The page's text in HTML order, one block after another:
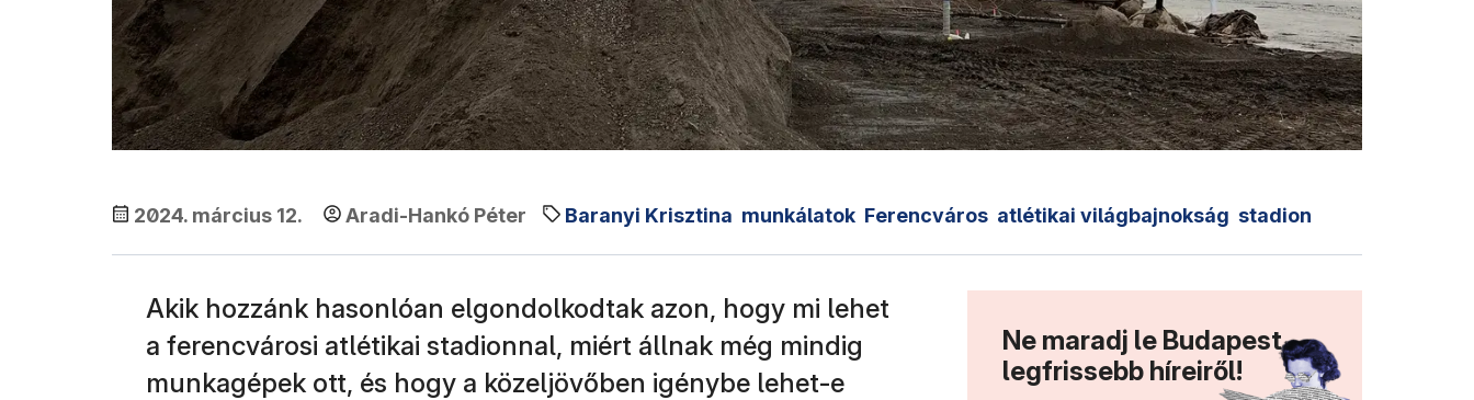
2024. március 12. Aradi-Hankó Péter Baranyi Krisztina munkálatok Ferencváros atlétikai világbajnokság stadion
Akik hozzánk hasonlóan elgondolkodtak azon, hogy mi lehet
a ferencvárosi atlétikai stadionnal, miért állnak még mindig
munkagépek ott, és hogy a közeljövőben igénybe lehet-e
Ne maradj le Budapest
legfrissebb híreiről!